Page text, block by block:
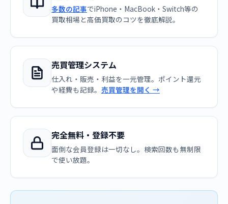
多数の記事でiPhone・MacBook・Switch等の
買取相場と高価買取のコツを徹底解説。
売買管理システム
仕入れ・販売・利益を一元管理。ポイント還元
や経費も記録。 売買管理を開く →
完全無料・登録不要
面倒な会員登録は一切なし。検索回数も無制限
で使い放題。